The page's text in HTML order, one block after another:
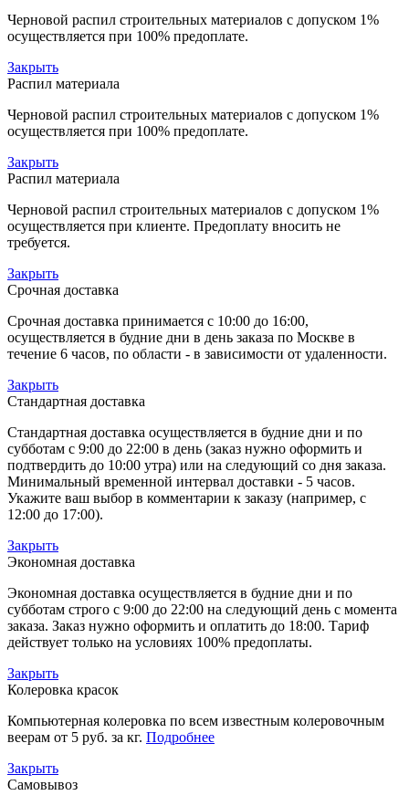
Черновой распил строительных материалов с допуском 1%
осуществляется при 100% предоплате.
Закрыть
Распил материала
Черновой распил строительных материалов с допуском 1%
осуществляется при 100% предоплате.
Закрыть
Распил материала
Черновой распил строительных материалов с допуском 1%
осуществляется при клиенте. Предоплату вносить не
требуется.
Закрыть
Срочная доставка
Срочная доставка принимается с 10:00 до 16:00,
осуществляется в будние дни в день заказа по Москве в
течение 6 часов, по области - в зависимости от удаленности.
Закрыть
Стандартная доставка
Стандартная доставка осуществляется в будние дни и по
субботам с 9:00 до 22:00 в день (заказ нужно оформить и
подтвердить до 10:00 утра) или на следующий со дня заказа.
Минимальный временной интервал доставки - 5 часов.
Укажите ваш выбор в комментарии к заказу (например, с
12:00 до 17:00).
Закрыть
Экономная доставка
Экономная доставка осуществляется в будние дни и по
субботам строго с 9:00 до 22:00 на следующий день с момента
заказа. Заказ нужно оформить и оплатить до 18:00. Тариф
действует только на условиях 100% предоплаты.
Закрыть
Колеровка красок
Компьютерная колеровка по всем известным колеровочным
веерам от 5 руб. за кг. Подробнее
Закрыть
Самовывоз